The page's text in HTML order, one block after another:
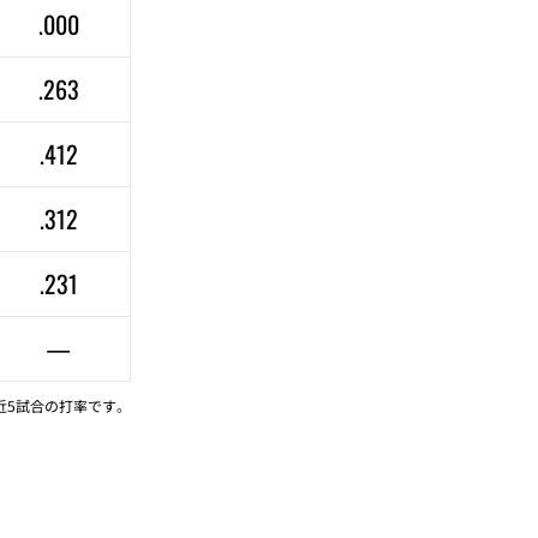
.000
.263
.412
.312
.231
—
試合の打率です。